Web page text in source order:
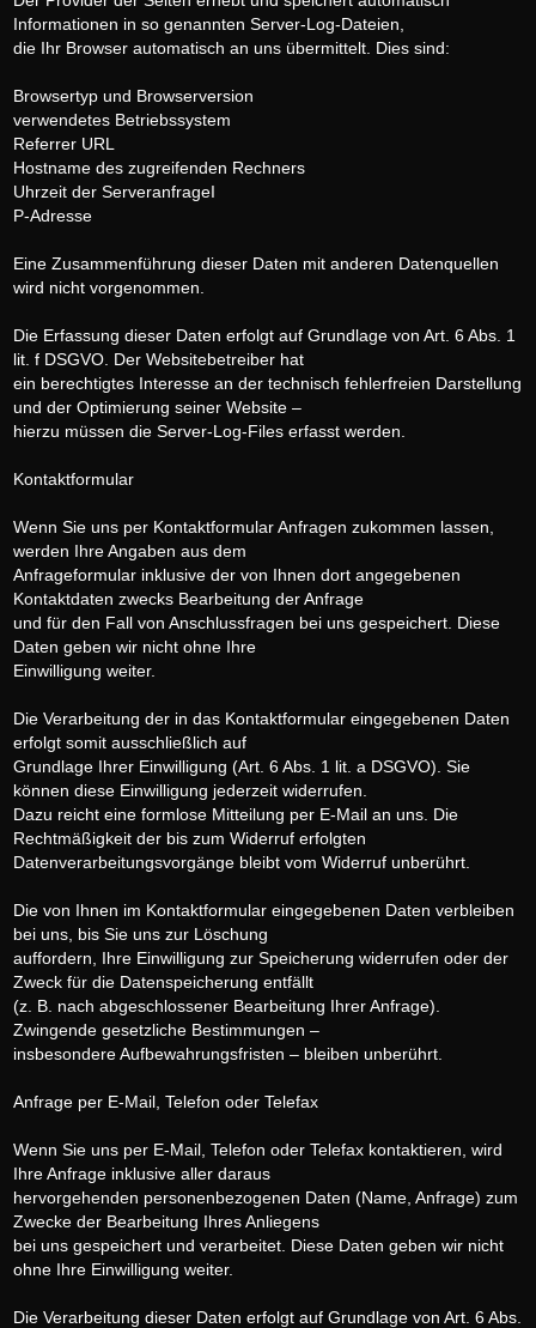
Informationen in so genannten Server-Log-Dateien,
die Ihr Browser automatisch an uns übermittelt. Dies sind:
Browsertyp und Browserversion
verwendetes Betriebssystem
Referrer URL
Hostname des zugreifenden Rechners
Uhrzeit der ServeranfrageI
P-Adresse
Eine Zusammenführung dieser Daten mit anderen Datenquellen
wird nicht vorgenommen.
Die Erfassung dieser Daten erfolgt auf Grundlage von Art. 6 Abs. 1
lit. f DSGVO. Der Websitebetreiber hat
ein berechtigtes Interesse an der technisch fehlerfreien Darstellung
und der Optimierung seiner Website –
hierzu müssen die Server-Log-Files erfasst werden.
Kontaktformular
Wenn Sie uns per Kontaktformular Anfragen zukommen lassen,
werden Ihre Angaben aus dem
Anfrageformular inklusive der von Ihnen dort angegebenen
Kontaktdaten zwecks Bearbeitung der Anfrage
und für den Fall von Anschlussfragen bei uns gespeichert. Diese
Daten geben wir nicht ohne Ihre
Einwilligung weiter.
Die Verarbeitung der in das Kontaktformular eingegebenen Daten
erfolgt somit ausschließlich auf
Grundlage Ihrer Einwilligung (Art. 6 Abs. 1 lit. a DSGVO). Sie
können diese Einwilligung jederzeit widerrufen.
Dazu reicht eine formlose Mitteilung per E-Mail an uns. Die
Rechtmäßigkeit der bis zum Widerruf erfolgten
Datenverarbeitungsvorgänge bleibt vom Widerruf unberührt.
Die von Ihnen im Kontaktformular eingegebenen Daten verbleiben
bei uns, bis Sie uns zur Löschung
auffordern, Ihre Einwilligung zur Speicherung widerrufen oder der
Zweck für die Datenspeicherung entfällt
(z. B. nach abgeschlossener Bearbeitung Ihrer Anfrage).
Zwingende gesetzliche Bestimmungen –
insbesondere Aufbewahrungsfristen – bleiben unberührt.
Anfrage per E-Mail, Telefon oder Telefax
Wenn Sie uns per E-Mail, Telefon oder Telefax kontaktieren, wird
Ihre Anfrage inklusive aller daraus
hervorgehenden personenbezogenen Daten (Name, Anfrage) zum
Zwecke der Bearbeitung Ihres Anliegens
bei uns gespeichert und verarbeitet. Diese Daten geben wir nicht
ohne Ihre Einwilligung weiter.
Die Verarbeitung dieser Daten erfolgt auf Grundlage von Art. 6 Abs.